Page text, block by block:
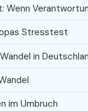
Wenn
Stresstest
in
im Umbruch